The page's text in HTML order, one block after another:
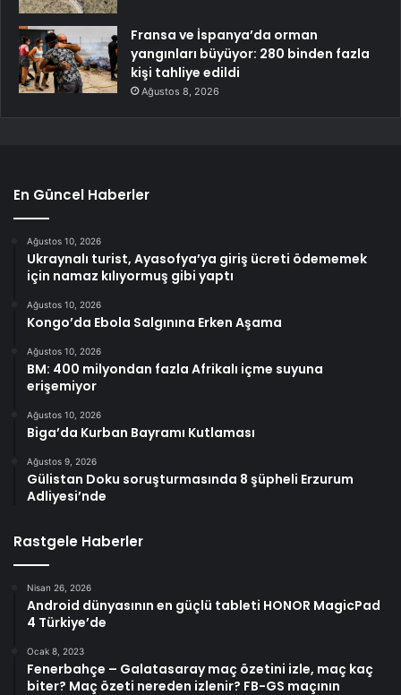
Fransa ve İspanya’da orman
yangınları büyüyor: 280 binden fazla
kişi tahliye edildi
Ağustos 8, 2026
En Güncel Haberler
Ağustos 10, 2026
Ukraynalı turist, Ayasofya’ya giriş ücreti ödememek
için namaz kılıyormuş gibi yaptı
Ağustos 10, 2026
Kongo’da Ebola Salgınına Erken Aşama
Ağustos 10, 2026
BM: 400 milyondan fazla Afrikalı içme suyuna
erişemiyor
Ağustos 10, 2026
Biga’da Kurban Bayramı Kutlaması
Ağustos 9, 2026
Gülistan Doku soruşturmasında 8 şüpheli Erzurum
Adliyesi’nde
Rastgele Haberler
Nisan 26, 2026
Android dünyasının en güçlü tableti HONOR MagicPad
4 Türkiye’de
Ocak 8, 2023
Fenerbahçe – Galatasaray maç özetini izle, maç kaç
biter? Maç özeti nereden izlenir? FB-GS maçının